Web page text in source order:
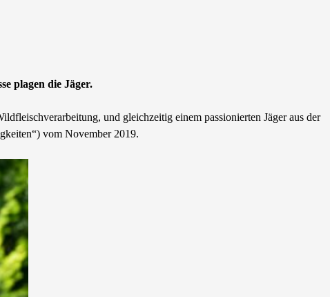
plagen die Jäger.
und gleichzeitig einem passionierten Jäger aus der
vom November 2019.